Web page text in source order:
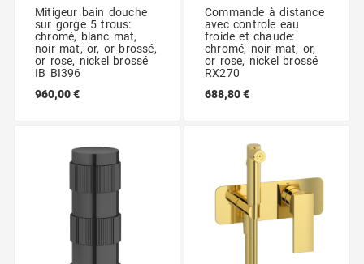
Mitigeur bain douche
sur gorge 5 trous:
chromé, blanc mat,
noir mat, or, or brossé,
or rose, nickel brossé
IB BI396
960,00 €
Commande à distance
avec controle eau
froide et chaude:
chromé, noir mat, or,
or rose, nickel brossé
RX270
688,80 €